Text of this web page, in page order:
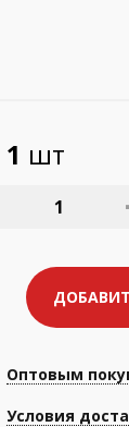
1 шт
1
Оптовым
Условия